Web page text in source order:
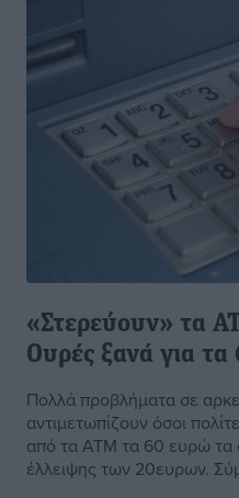
«Στερεύουν» τα
Ουρές ξανά για
Πολλά προβλήματα σε
αντιμετωπίζουν όσοι
από τα ΑΤΜ τα 60 ευρώ τα
έλλειψης των 20ευρων.